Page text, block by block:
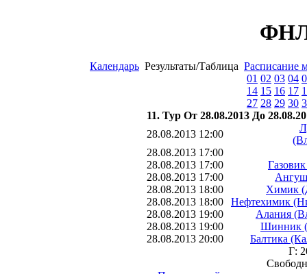
ФНЛ
Календарь Результаты/Таблица Расписание
01 02 03 04
14 15 16 17
27 28 29 30
11. Тур От 28.08.2013 До
28.08.2013 12:00
28.08.2013 17:00
28.08.2013 17:00
28.08.2013 17:00
28.08.2013 18:00
Химик
28.08.2013 18:00
Нефтехимик
28.08.2013 19:00
Алания
28.08.2013 19:00
Шинник
28.08.2013 20:00
Балтика
Г: